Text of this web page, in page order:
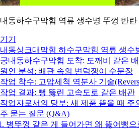
동하수구막힘 역류 생수병 뚜껑 반란
기
동싱크대막힘 하수구막힘 역류 생수
내동하수구막힘 도착: 도깨비 같은
인 분석: 배관 속의 변덕쟁이 수문장
업 착수: 고압세척 역분사 기술
업 결과: 뻥 뚫린 고속도로 같은 배관
업자로서의 당부: 새 제품 뜯을 때 주
묻는 질문 (Q&A)
병뚜껑 같은 게 들어가면 왜 뚫어뻥으